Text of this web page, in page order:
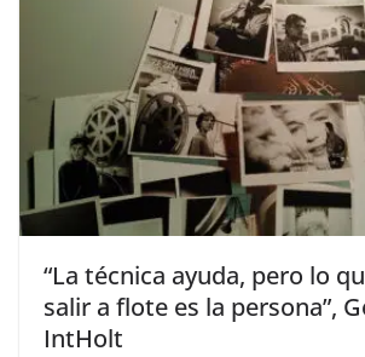
“La técnica ayuda, pero lo
salir a flote es la persona”,
IntHolt